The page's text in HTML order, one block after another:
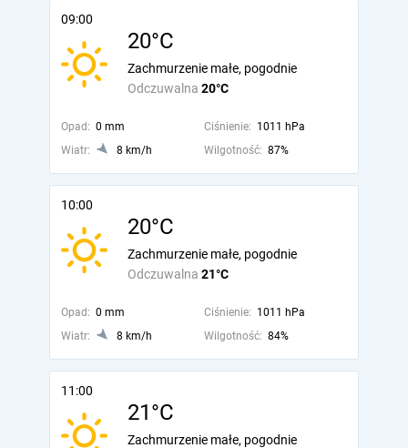
09:00
20°C
Odczuwalna 20°C
Zachmurzenie małe, pogodnie
Opad: 0 mm Ciśnienie: 1011 hPa
Wiatr:
8 km/h Wilgotność: 87%
10:00
20°C
Odczuwalna 21°C
Zachmurzenie małe, pogodnie
Opad: 0 mm Ciśnienie: 1011 hPa
Wiatr:
8 km/h Wilgotność: 84%
11:00
21°C
Zachmurzenie małe, pogodnie